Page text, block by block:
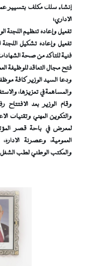
إنشاء سلك مكلف بتسيير
الإداري؛
تفعيل وإعادة تنظيم اللجنة
تفعيل وإعادة تشكيل اللجنة
فنية للتأكد من صحة
فتح مجال التعاقد للوظيفة
ودعا السيد الوزير كافة
والمساهمة في تعزيزها،
وقام الوزير بعد الافتتاح
والتكوين المهني وتقنيات
لمعرض في باحة قصر
العمومية، وعصرنة
والمكتب الوطني لطب